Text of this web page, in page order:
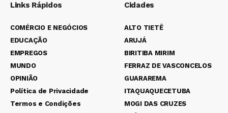
Links Rápidos
COMÉRCIO E NEGÓCIOS
EDUCAÇÃO
EMPREGOS
MUNDO
OPINIÃO
Política de Privacidade
Termos e Condições
Cidades
ALTO TIETÊ
ARUJÁ
BIRITIBA MIRIM
FERRAZ DE VASCONCELOS
GUARAREMA
ITAQUAQUECETUBA
MOGI DAS CRUZES